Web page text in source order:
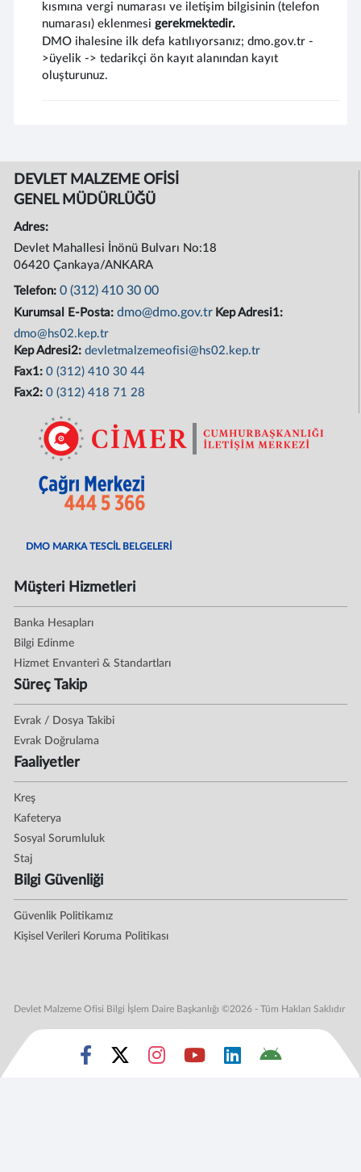
kısmına vergi numarası ve iletişim bilgisinin (telefon
numarası) eklenmesigerekmektedir.
DMO ihalesine ilk defa katılıyorsanız; dmo.gov.tr -
>üyelik -> tedarikçi ön kayıt alanından kayıt
oluşturunuz.
DEVLET MALZEME OFİSİ
GENEL MÜDÜRLÜĞÜ
Adres:
Devlet Mahallesi İnönü Bulvarı No:18
06420 Çankaya/ANKARA
Telefon:0 (312) 410 30 00
Kurumsal E-Posta:dmo@dmo.gov.tr Kep Adresi1:
dmo@hs02.kep.tr
Kep Adresi2:devletmalzemeofisi@hs02.kep.tr
Fax1:0 (312) 410 30 44
Fax2:0 (312) 418 71 28
DMO MARKA TESCİL BELGELERİ
Müşteri Hizmetleri
Banka Hesapları
Bilgi Edinme
Hizmet Envanteri & Standartları
Süreç Takip
Evrak / Dosya Takibi
Evrak Doğrulama
Faaliyetler
Kreş
Kafeterya
Sosyal Sorumluluk
Staj
Bilgi Güvenliği
Güvenlik Politikamız
Kişisel Verileri Koruma Politikası
Devlet Malzeme Ofisi Bilgi İşlem Daire Başkanlığı ©2026 - Tüm Hakları Saklıdır